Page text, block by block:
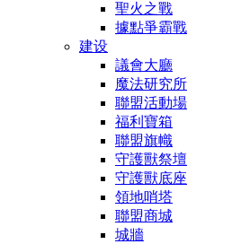
聖火之戰
據點爭霸戰
建设
議會大廳
魔法研究所
聯盟活動場
福利寶箱
聯盟旗幟
守護獸祭壇
守護獸底座
領地哨塔
聯盟商城
城牆